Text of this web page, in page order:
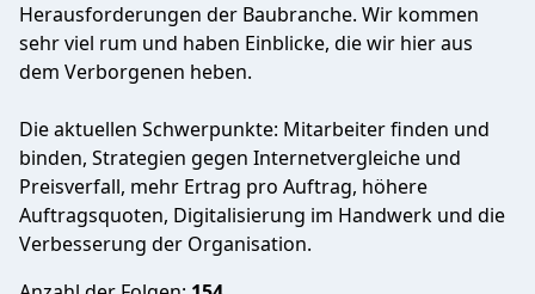
Herausforderungen der Baubranche. Wir kommen
sehr viel rum und haben Einblicke, die wir hier aus
dem Verborgenen heben.
Die aktuellen Schwerpunkte: Mitarbeiter finden und
binden, Strategien gegen Internetvergleiche und
Preisverfall, mehr Ertrag pro Auftrag, höhere
Auftragsquoten, Digitalisierung im Handwerk und die
Verbesserung der Organisation.